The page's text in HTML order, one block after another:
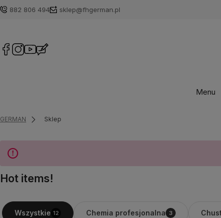
882 806 494 sklep@fhgerman.pl
Menu
GERMAN Sklep
Hot items!
Wszystkie 12 Chemia profesjonalna 3